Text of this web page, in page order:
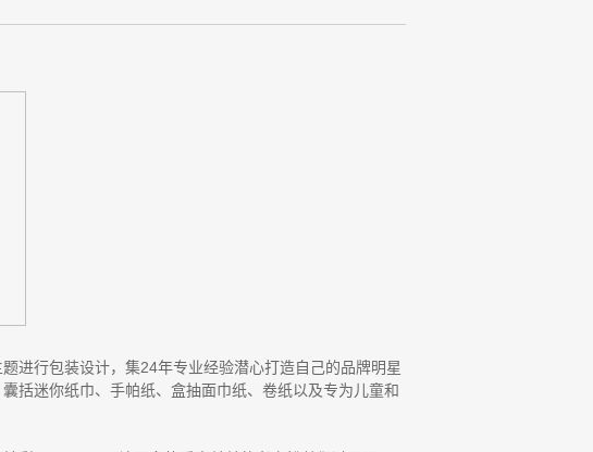
进行包装设计，集24年专业经验潜心打造自己的品牌明星
括迷你纸巾、手帕纸、盒抽面巾纸、卷纸以及专为儿童和